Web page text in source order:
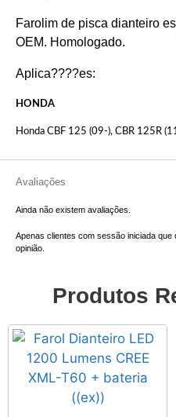
Farolim de pisca dianteiro
OEM. Homologado.
Aplica????es:
HONDA
Honda CBF 125 (09-), CBR 125R
Avaliações
Ainda não existem avaliações.
Apenas clientes com sessão iniciada
opinião.
Produtos